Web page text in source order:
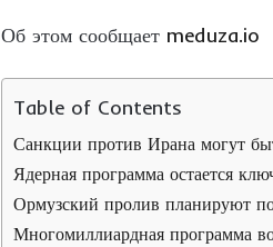
Об этом сообщает meduza.io
Table of Contents
Санкции против Ирана могут
Ядерная программа остается
Ормузский пролив планируют
Многомиллиардная программа